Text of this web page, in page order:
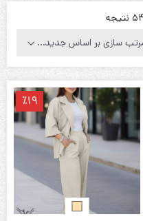
Sorted
latest
٪19